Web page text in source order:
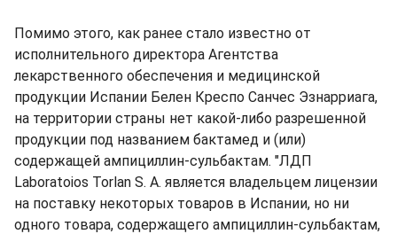
Помимо этого, как ранее стало известно от
исполнительного директора Агентства
лекарственного обеспечения и медицинской
продукции Испании Белен Креспо Санчес Эзнарриага,
на территории страны нет какой-либо разрешенной
продукции под названием бактамед и (или)
содержащей ампициллин-сульбактам. "ЛДП
Laboratoios Torlan S. A. является владельцем лицензии
на поставку некоторых товаров в Испании, но ни
одного товара, содержащего ампициллин-сульбактам,